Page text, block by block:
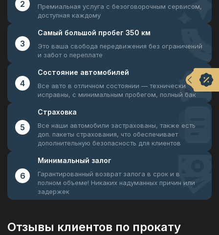
2 Премиальная услуга с безоговорочным сервисом,
доступная каждому
3
Самый большой пробег 350 км
Это ваша свобода передвижения без ограничений
и забот о переплате
4
Состояние автомобилей
Все авто в отличном состоянии — технически
исправны, с минимальным пробегом, полный бак
5
Страховка
Все наши автомобили застрахованы, также есть
доп. пакеты страхования, что обеспечивает
дополнительную безопасность для клиентов
6
Минимальный залог
Гарантированный возврат залога в срок и в
полном объеме! Никаких надуманных причин или
задержек
Отзывы клиентов по прокату